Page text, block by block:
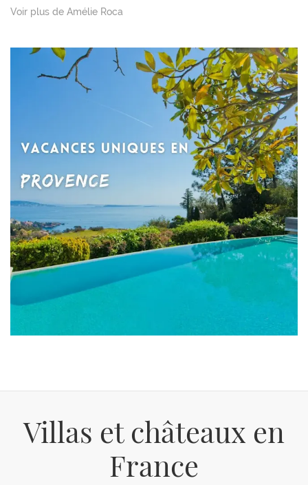
Voir plus de Amélie Roca
Villas et châteaux en
France